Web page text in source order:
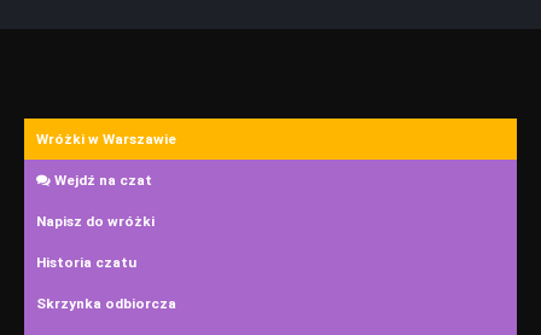
Wróżki w Warszawie
Wejdź na czat
Napisz do wróżki
Historia czatu
Skrzynka odbiorcza